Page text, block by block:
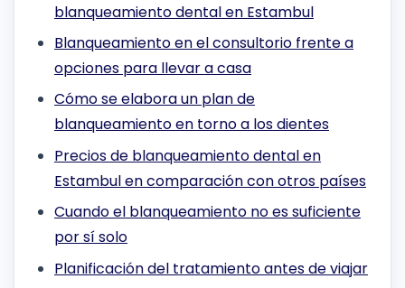
blanqueamiento dental en Estambul
Blanqueamiento en el consultorio frente a
opciones para llevar a casa
Cómo se elabora un plan de
blanqueamiento en torno a los dientes
Precios de blanqueamiento dental en
Estambul en comparación con otros países
Cuando el blanqueamiento no es suficiente
por sí solo
Planificación del tratamiento antes de viajar